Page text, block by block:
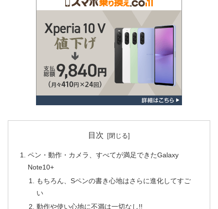
目次
ペン・動作・カメラ、すべてが満足できたGalaxy
Note10+
もちろん、Sペンの書き心地はさらに進化してすご
い
動作や使い心地に不満は一切なし!!